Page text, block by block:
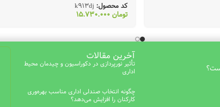
کد محصول: k913dj
تومان
آخرین مقالات
تأثیر نورپردازی در دکوراسیون و چیدمان محیط
اداری
چگونه انتخاب صندلی اداری مناسب بهره‌وری
کارکنان را افزایش می‌دهد؟